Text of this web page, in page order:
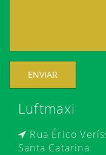
ENVIAR
Luftmaxi
Rua Érico
Santa Catarina